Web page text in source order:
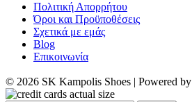
Πολιτική Απορρήτου
Όροι και Προϋποθέσεις
Σχετικά με εμάς
Blog
Επικοινωνία
© 2026 SK Kampolis Shoes | Powered by